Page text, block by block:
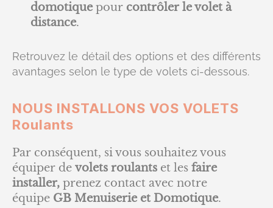
domotique pour contrôler le volet à
distance.
Retrouvez le détail des options et des différents
avantages selon le type de volets ci-dessous.
NOUS INSTALLONS VOS VOLETS
Roulants
Par conséquent, si vous souhaitez vous
équiper de volets roulants et les faire
installer, prenez contact avec notre
équipe GB Menuiserie et Domotique.